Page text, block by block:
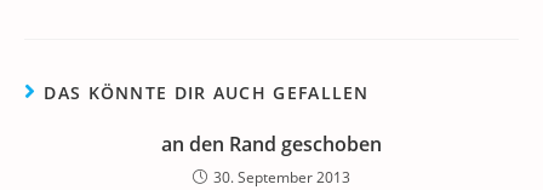
DAS KÖNNTE DIR AUCH GEFALLEN
an den Rand geschoben
30. September 2013